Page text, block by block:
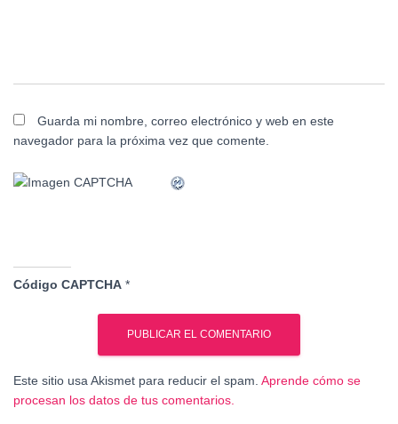
Guarda mi nombre, correo electrónico y web en este
navegador para la próxima vez que comente.
Código CAPTCHA *
Este sitio usa Akismet para reducir el spam. Aprende cómo se
procesan los datos de tus comentarios.